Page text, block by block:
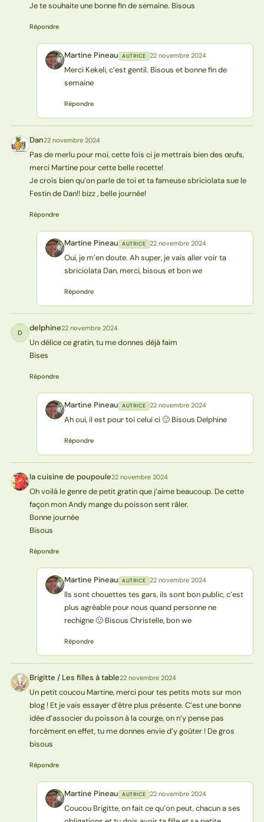
Je te souhaite une bonne fin de semaine. Bisous
Répondre
MP Martine Pineau AUTRICE 22 novembre 2024
Merci Kekeli, c’est gentil. Bisous et bonne fin de
semaine
Répondre
D Dan22 novembre 2024
Pas de merlu pour moi, cette fois ci je mettrais bien des œufs,
merci Martine pour cette belle recette!
Je crois bien qu’on parle de toi et ta fameuse sbriciolata sue le
Festin de Dan!! bizz , belle journée!
Répondre
MP Martine Pineau AUTRICE 22 novembre 2024
Oui, je m’en doute. Ah super, je vais aller voir ta
sbriciolata Dan, merci, bisous et bon we
Répondre
D delphine22 novembre 2024
Un délice ce gratin, tu me donnes déjà faim
Bises
Répondre
MP Martine Pineau AUTRICE 22 novembre 2024
Ah oui, il est pour toi celui ci 🙂 Bisous Delphine
Répondre
LP la cuisine de poupoule22 novembre 2024
Oh voilà le genre de petit gratin que j’aime beaucoup. De cette
façon mon Andy mange du poisson sent râler.
Bonne journée
Bisous
Répondre
MP Martine Pineau AUTRICE 22 novembre 2024
Ils sont chouettes tes gars, ils sont bon public, c’est
plus agréable pour nous quand personne ne
rechigne 🙂 Bisous Christelle, bon we
Répondre
BT Brigitte / Les filles à table22 novembre 2024
Un petit coucou Martine, merci pour tes petits mots sur mon
blog ! Et je vais essayer d’être plus présente. C’est une bonne
idée d’associer du poisson à la courge, on n’y pense pas
forcément en effet, tu me donnes envie d’y goûter ! De gros
bisous
Répondre
MP Martine Pineau AUTRICE 22 novembre 2024
Coucou Brigitte, on fait ce qu’on peut, chacun a ses